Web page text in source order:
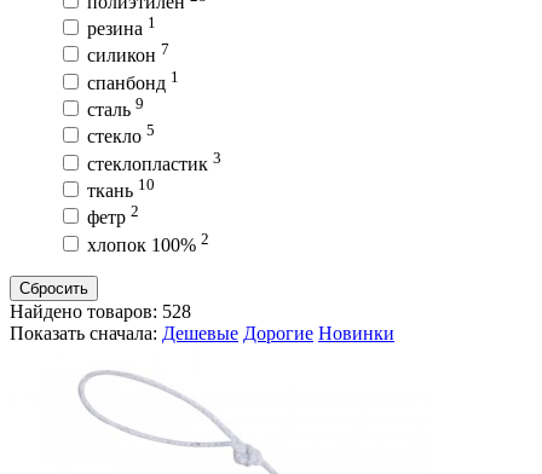
резина 1
силикон 7
спанбонд 1
сталь 9
стекло 5
стеклопластик 3
ткань 10
фетр 2
хлопок 100% 2
Сбросить
Найдено товаров: 528
Показать сначала: Дешевые Дорогие Новинки